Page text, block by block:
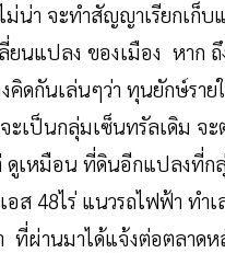
ม่น่า จะทำสัญญาเรียกเก็
ยนแปลง ของเมือง หาก
ดกันเล่นๆว่า ทุนยักษ์ราย
ะเป็นกลุ่มเซ็นทรัลเดิม จ
ดูเหมือน ที่ดินอีกแปลงที่ก
ส 48ไร่ แนวรถไฟฟ้า ทำเ
ที่ผ่านมาได้แจ้งต่อตลาดห